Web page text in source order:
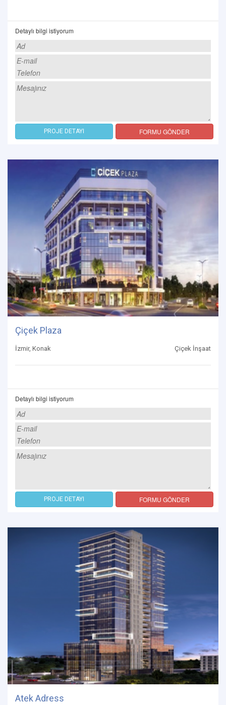
Detaylı bilgi istiyorum
PROJE DETAYI FORMU GÖNDER
Çiçek Plaza
İzmir, Konak Çiçek İnşaat
Detaylı bilgi istiyorum
PROJE DETAYI FORMU GÖNDER
Atek Adress